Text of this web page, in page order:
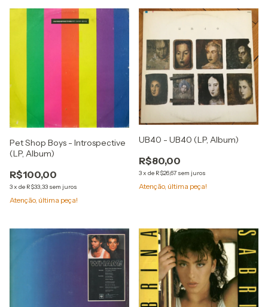
Pet Shop Boys - Introspective
(LP, Album)
R$100,00
3x de R$33,33 sem juros
Atenção, última peça!
UB40 - UB40 (LP, Album)
R$80,00
3x de R$26,67 sem juros
Atenção, última peça!